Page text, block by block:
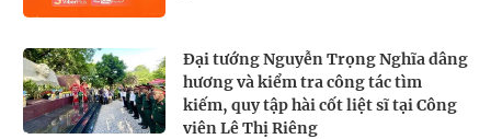
Đại tướng Nguyễn Trọng Nghĩa dâng
hương và kiểm tra công tác tìm
kiếm, quy tập hài cốt liệt sĩ tại Công
viên Lê Thị Riêng